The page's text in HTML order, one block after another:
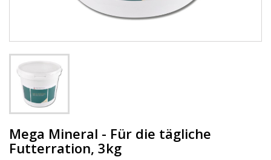
Mega Mineral - Für die tägliche
Futterration, 3kg